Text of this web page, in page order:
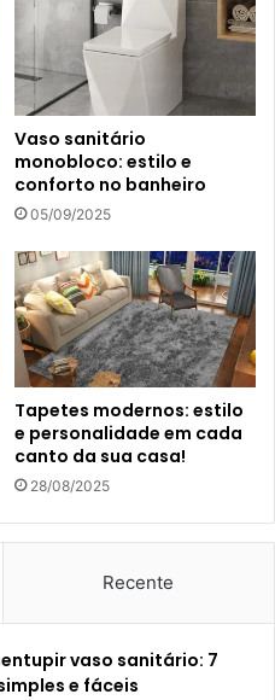
Vaso sanitário
monobloco: estilo e
conforto no banheiro
05/09/2025
Tapetes modernos: estilo
e personalidade em cada
canto da sua casa!
28/08/2025
Recente
vaso sanitário: 7
e fáceis